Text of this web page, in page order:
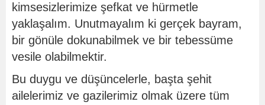
kimsesizlerimize şefkat ve hürmetle
yaklaşalım. Unutmayalım ki gerçek bayram,
bir gönüle dokunabilmek ve bir tebessüme
vesile olabilmektir.
Bu duygu ve düşüncelerle, başta şehit
ailelerimiz ve gazilerimiz olmak üzere tüm